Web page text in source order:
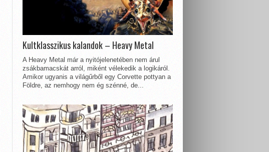
Kultklasszikus kalandok – Heavy Metal
A Heavy Metal már a nyitójelenetében nem árul
zsákbamacskát arról, miként vélekedik a logikáról.
Amikor ugyanis a világűrből egy Corvette pottyan a
Földre, az nemhogy nem ég szénné, de...